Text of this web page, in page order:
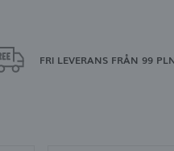
FRI LEVERANS FRÅN 99